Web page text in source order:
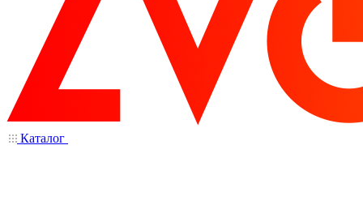
Каталог